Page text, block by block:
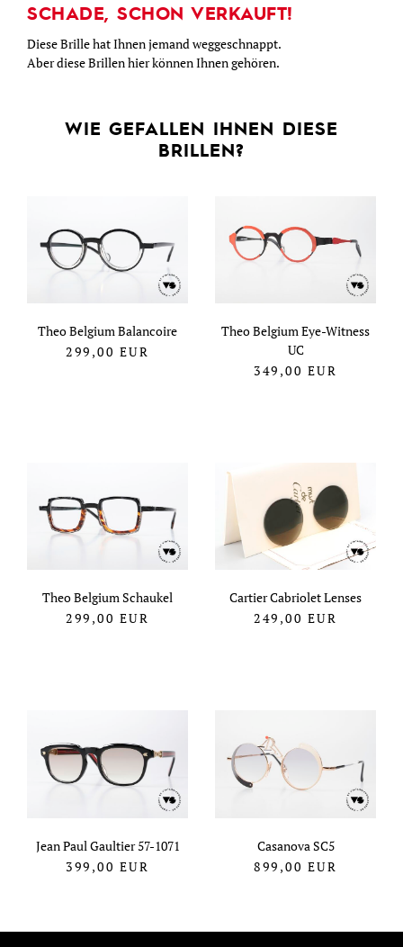
SCHADE, SCHON VERKAUFT!
Diese Brille hat Ihnen jemand weggeschnappt.
Aber diese Brillen hier können Ihnen gehören.
WIE GEFALLEN IHNEN DIESE
BRILLEN?
Theo Belgium Balancoire
299,00 EUR
Theo Belgium Eye-Witness
UC
349,00 EUR
Theo Belgium Schaukel
299,00 EUR
Cartier Cabriolet Lenses
249,00 EUR
Jean Paul Gaultier 57-1071
399,00 EUR
Casanova SC5
899,00 EUR